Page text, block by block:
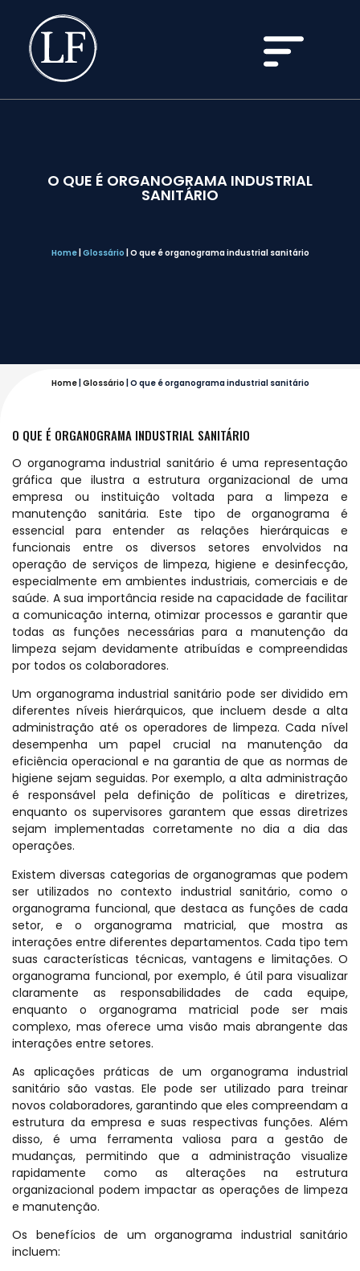
O QUE É ORGANOGRAMA INDUSTRIAL
SANITÁRIO
Home| Glossário O que é organograma industrial sanitário
Home| Glossário O que é organograma industrial sanitário
O QUE É ORGANOGRAMA INDUSTRIAL SANITÁRIO
O organograma industrial sanitário é uma representação
gráfica que ilustra a estrutura organizacional de uma
empresa ou instituição voltada para a limpeza e
manutenção sanitária. Este tipo de organograma é
essencial para entender as relações hierárquicas e
funcionais entre os diversos setores envolvidos na
operação de serviços de limpeza, higiene e desinfecção,
especialmente em ambientes industriais, comerciais e de
saúde. A sua importância reside na capacidade de facilitar
a comunicação interna, otimizar processos e garantir que
todas as funções necessárias para a manutenção da
limpeza sejam devidamente atribuídas e compreendidas
por todos os colaboradores.
Um organograma industrial sanitário pode ser dividido em
diferentes níveis hierárquicos, que incluem desde a alta
administração até os operadores de limpeza. Cada nível
desempenha um papel crucial na manutenção da
eficiência operacional e na garantia de que as normas de
higiene sejam seguidas. Por exemplo, a alta administração
é responsável pela definição de políticas e diretrizes,
enquanto os supervisores garantem que essas diretrizes
sejam implementadas corretamente no dia a dia das
operações.
Existem diversas categorias de organogramas que podem
ser utilizados no contexto industrial sanitário, como o
organograma funcional, que destaca as funções de cada
setor, e o organograma matricial, que mostra as
interações entre diferentes departamentos. Cada tipo tem
suas características técnicas, vantagens e limitações. O
organograma funcional, por exemplo, é útil para visualizar
claramente as responsabilidades de cada equipe,
enquanto o organograma matricial pode ser mais
complexo, mas oferece uma visão mais abrangente das
interações entre setores.
As aplicações práticas de um organograma industrial
sanitário são vastas. Ele pode ser utilizado para treinar
novos colaboradores, garantindo que eles compreendam a
estrutura da empresa e suas respectivas funções. Além
disso, é uma ferramenta valiosa para a gestão de
mudanças, permitindo que a administração visualize
rapidamente como as alterações na estrutura
organizacional podem impactar as operações de limpeza
e manutenção.
Os benefícios de um organograma industrial sanitário
incluem: